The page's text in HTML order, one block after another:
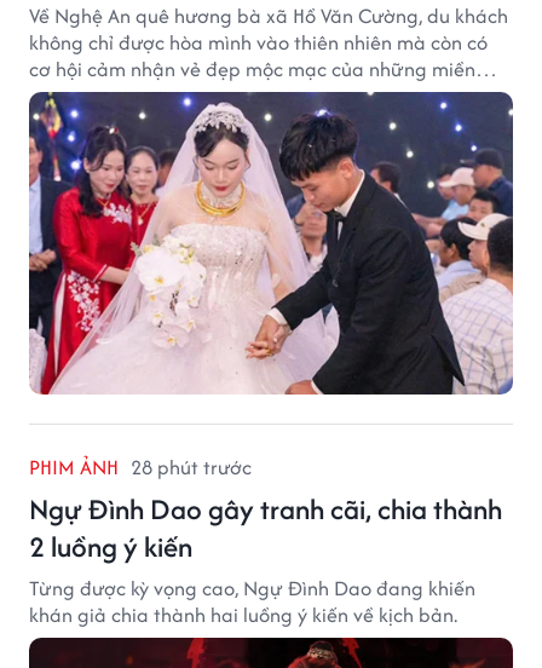
Về Nghệ An quê hương bà xã Hồ Văn Cường, du khách
không chỉ được hòa mình vào thiên nhiên mà còn có
cơ hội cảm nhận vẻ đẹp mộc mạc của những miền
quê giàu truyền thống.
PHIM ẢNH 28 phút trước
Ngự Đình Dao gây tranh cãi, chia thành
2 luồng ý kiến
Từng được kỳ vọng cao, Ngự Đình Dao đang khiến
khán giả chia thành hai luồng ý kiến về kịch bản.